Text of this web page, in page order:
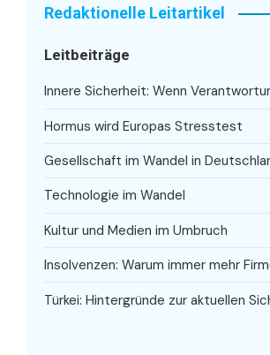
Redaktionelle Leitartikel
Leitbeiträge
Innere Sicherheit: Wenn
Hormus wird Europas Stresstest
Gesellschaft im Wandel in
Technologie im Wandel
Kultur und Medien im Umbruch
Insolvenzen: Warum immer mehr
Türkei: Hintergründe zur aktuellen